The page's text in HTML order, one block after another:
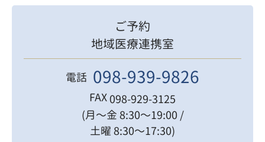
ご予約
地域医療連携室
電話 098-939-9826
FAX098-929-3125
(月〜金 8:30〜19:00 /
土曜 8:30〜17:30)